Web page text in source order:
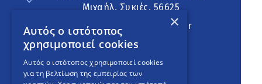
Μιχαήλ, Συκιές, 56625
neapoli.sykies@ddt.gov.gr
Ακολουθήστε
×
Αυτός ο ιστότοπος
χρησιμοποιεί cookies
Αυτός ο ιστότοπος χρησιμοποιεί cookies
για τη βελτίωση της εμπειρίας των